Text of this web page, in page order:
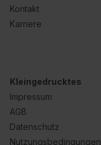
Kontakt
Karriere
Kleingedrucktes
Impressum
AGB
Datenschutz
Nutzungsbedingungen